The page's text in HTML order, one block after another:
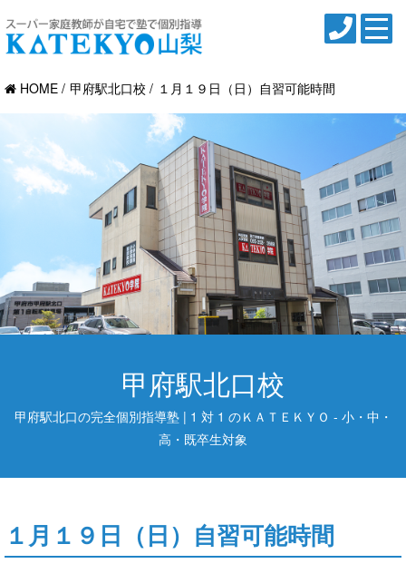
HOME 甲府駅北口校 １月１９日（日）自習可能時間
甲府駅北口校
甲府駅北口の完全個別指導塾 | 1 対 1 のＫＡＴＥＫＹＯ - 小・中・
高・既卒生対象
１月１９日（日）自習可能時間